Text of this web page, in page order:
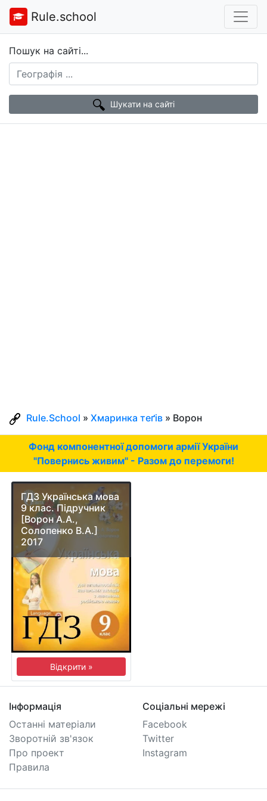
Rule.school
Пошук на сайті...
Шукати на сайті
Rule.School » Хмаринка теґів » Ворон
Фонд компонентної допомоги армії України
"Повернись живим" - Разом до перемоги!
ГДЗ Українська мова
9 клас. Підручник
[Ворон А.А.,
Солопенко В.А.]
2017
Відкрити »
Інформація
Останні матеріали
Зворотній зв'язок
Про проект
Правила
Соціальні мережі
Facebook
Twitter
Instagram